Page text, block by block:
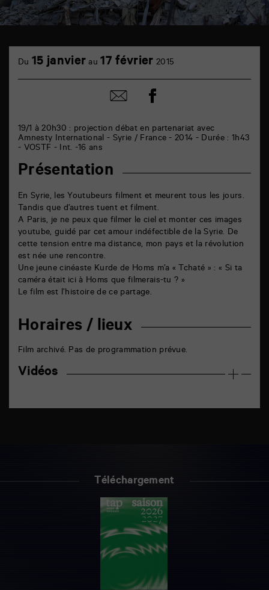
cinéma
Poitiers19/1 à 20h30 : projection débat en partenariat avec
Amnesty International - Syrie / France - 2014 - Durée : 1h43
- VOSTF - Int. -16 ans
Présentation
En Syrie, les Youtubeurs filment et meurent tous les jours.
Tandis que d’autres tuent et filment.
A Paris, je ne peux que filmer le ciel et monter ces images
youtube, guidé par cet amour indéfectible de la Syrie. De
cette tension entre ma distance, mon pays et la révolution
est née une rencontre.
Une jeune cinéaste Kurde de Homs m’a « Tchaté » : « Si ta
caméra était ici à Homs que filmerais-tu ? »
Le film est l’histoire de ce partage.
Horaires / lieux
Film archivé. Pas de programmation prévue.
Vidéos
Du 15 janvier au 17 février 2015
Partager
par
Partager
sur
Téléchargement